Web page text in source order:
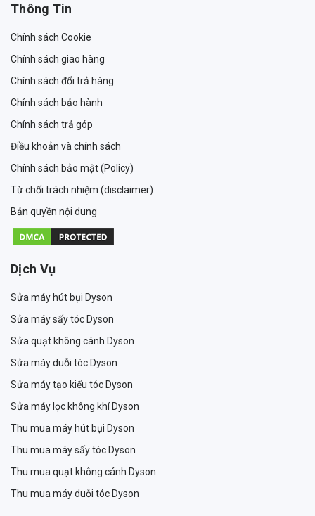
Thông Tin
Chính sách Cookie
Chính sách giao hàng
Chính sách đổi trả hàng
Chính sách bảo hành
Chính sách trả góp
Điều khoản và chính sách
Chính sách bảo mật (Policy)
Từ chối trách nhiệm (disclaimer)
Bản quyền nội dung
Dịch Vụ
Sửa máy hút bụi Dyson
Sửa máy sấy tóc Dyson
Sửa quạt không cánh Dyson
Sửa máy duỗi tóc Dyson
Sửa máy tạo kiểu tóc Dyson
Sửa máy lọc không khí Dyson
Thu mua máy hút bụi Dyson
Thu mua máy sấy tóc Dyson
Thu mua quạt không cánh Dyson
Thu mua máy duỗi tóc Dyson